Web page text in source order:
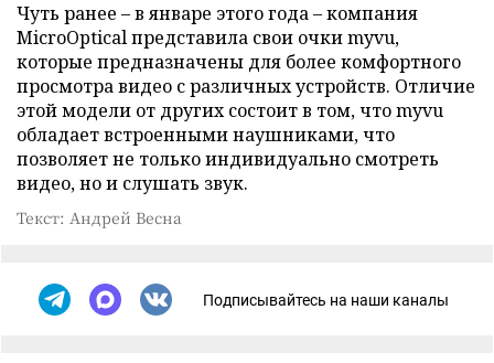
Чуть ранее – в январе этого года – компания
MicroOptical представила свои очки myvu,
которые предназначены для более комфортного
просмотра видео с различных устройств. Отличие
этой модели от других состоит в том, что myvu
обладает встроенными наушниками, что
позволяет не только индивидуально смотреть
видео, но и слушать звук.
Текст: Андрей Весна
Подписывайтесь на наши каналы